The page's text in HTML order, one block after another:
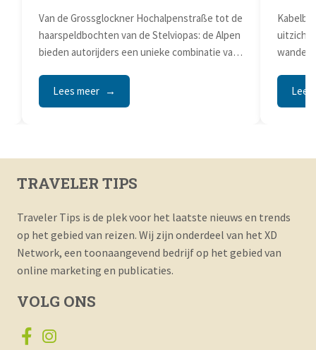
Van de Grossglockner Hochalpenstraße tot de
haarspeldbochten van de Stelviopas: de Alpen
bieden autorijders een unieke combinatie van
Lees meer
Lees
TRAVELER TIPS
Traveler Tips is de plek voor het laatste nieuws en trends
op het gebied van reizen. Wij zijn onderdeel van het XD
Network, een toonaangevend bedrijf op het gebied van
online marketing en publicaties.
VOLG ONS